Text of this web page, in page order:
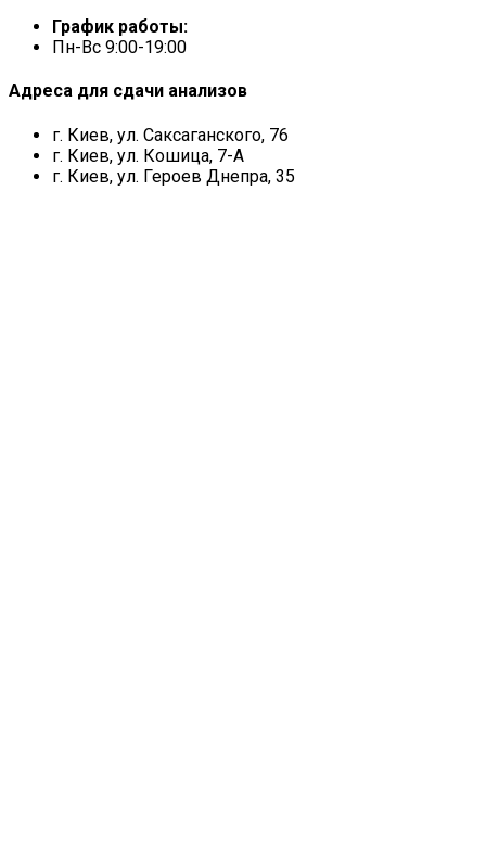
График работы:
Пн-Вс 9:00-19:00
Адреса для сдачи анализов
г. Киев, ул. Саксаганского, 76
г. Киев, ул. Кошица, 7-А
г. Киев, ул. Героев Днепра, 35